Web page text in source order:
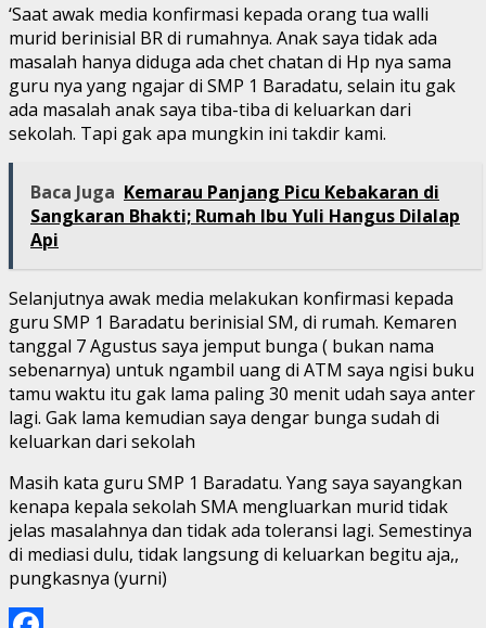
‘Saat awak media konfirmasi kepada orang tua walli
murid berinisial BR di rumahnya. Anak saya tidak ada
masalah hanya diduga ada chet chatan di Hp nya sama
guru nya yang ngajar di SMP 1 Baradatu, selain itu gak
ada masalah anak saya tiba-tiba di keluarkan dari
sekolah. Tapi gak apa mungkin ini takdir kami.
Baca Juga Kemarau Panjang Picu Kebakaran di
Sangkaran Bhakti; Rumah Ibu Yuli Hangus Dilalap
Api
Selanjutnya awak media melakukan konfirmasi kepada
guru SMP 1 Baradatu berinisial SM, di rumah. Kemaren
tanggal 7 Agustus saya jemput bunga ( bukan nama
sebenarnya) untuk ngambil uang di ATM saya ngisi buku
tamu waktu itu gak lama paling 30 menit udah saya anter
lagi. Gak lama kemudian saya dengar bunga sudah di
keluarkan dari sekolah
Masih kata guru SMP 1 Baradatu. Yang saya sayangkan
kenapa kepala sekolah SMA mengluarkan murid tidak
jelas masalahnya dan tidak ada toleransi lagi. Semestinya
di mediasi dulu, tidak langsung di keluarkan begitu aja,,
pungkasnya (yurni)